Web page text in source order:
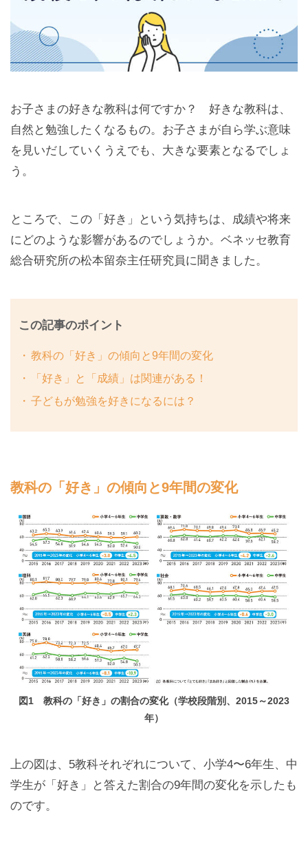
お子さまの好きな教科は何ですか？ 好きな教科は、
自然と勉強したくなるもの。お子さまが自ら学ぶ意味
を見いだしていくうえでも、大きな要素となるでしょ
う。
ところで、この「好き」という気持ちは、成績や将来
にどのような影響があるのでしょうか。ベネッセ教育
総合研究所の松本留奈主任研究員に聞きました。
この記事のポイント
教科の「好き」の傾向と9年間の変化
「好き」と「成績」は関連がある！
子どもが勉強を好きになるには？
教科の「好き」の傾向と9年間の変化
図1 教科の「好き」の割合の変化（学校段階別、2015～2023
年）
上の図は、5教科それぞれについて、小学4〜6年生、中
学生が「好き」と答えた割合の9年間の変化を示したも
のです。